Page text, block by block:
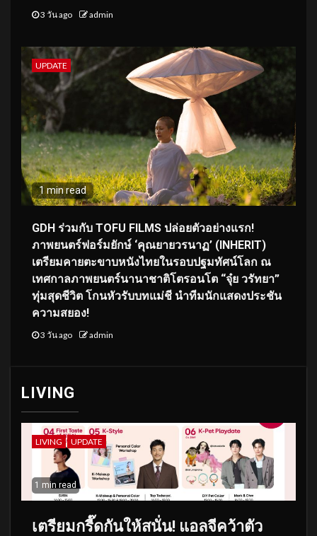
3 วัน ago admin
UPDATE
1 min read
GDH ร่วมกับ TOFU FILMS ปล่อยตัวอย่างแรก!
ภาพยนตร์ฟอร์มยักษ์ ‘คุณยายวรนาฏ’ (INHERIT)
เตรียมคายตะขาบหนังไทยในรอบปฐมทัศน์โลก ณ
เทศกาลภาพยนตร์นานาชาติโตรอนโต “จุ๋ย วรัทยา”
ทุ่มสุดชีวิต โกนหัวรับบทแม่ชี นำทีมนักแสดงประชัน
ความสยอง!
3 วัน ago admin
LIVING
LIVING UPDATE
1 min read
เตรียมกรี๊ดกันให้สนั่น! แอลจีคว้าตัว